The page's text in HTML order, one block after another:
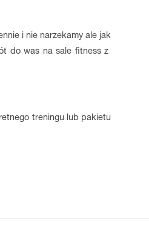
i nie narzekamy ale jak
do was na sale fitness z
treningu lub pakietu